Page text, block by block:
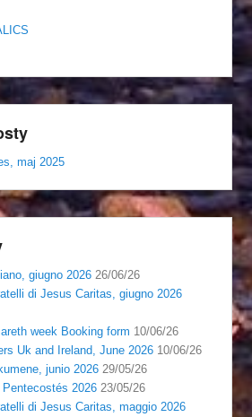
maj 2025
giugno 2026 26/06/26
di Jesus Caritas, giugno 2026
week Booking form 10/06/26
Uk and Ireland, June 2026 10/06/26
junio 2026 29/05/26
2026 23/05/26
di Jesus Caritas, maggio 2026